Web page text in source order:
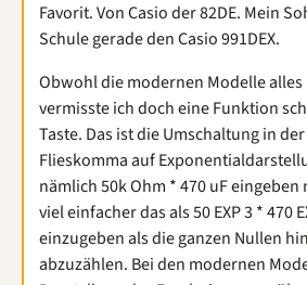
Favorit. Von Casio der 82DE. Mein
Schule gerade den Casio 991DEX.
Obwohl die modernen Modelle
vermisste ich doch eine Funktion
Taste. Das ist die Umschaltung in
Flieskomma auf
nämlich 50k Ohm * 470 uF
viel einfacher das als 50 EXP 3 * 470
einzugeben als die ganzen Nullen
abzuzählen. Bei den modernen